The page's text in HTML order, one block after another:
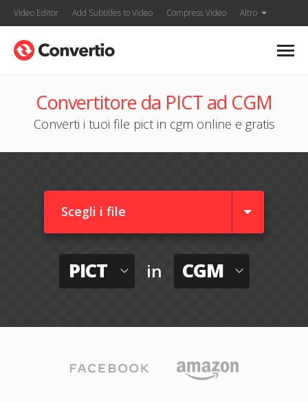
Video Editor Add Subtitles to Video Compress Video Altro
Convertitore da PICT ad CGM
Converti i tuoi file pict in cgm online e gratis
Scegli i file
PICT in CGM